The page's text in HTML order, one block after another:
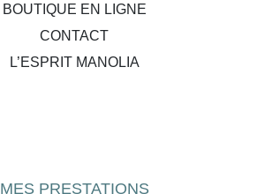
BOUTIQUE EN LIGNE
CONTACT
L’ESPRIT MANOLIA
MES PRESTATIONS